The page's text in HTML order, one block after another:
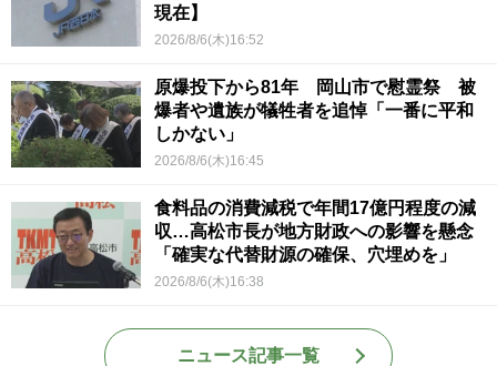
現在】
2026/8/6(木)16:52
原爆投下から81年 岡山市で慰霊祭 被
爆者や遺族が犠牲者を追悼「一番に平和
しかない」
2026/8/6(木)16:45
食料品の消費減税で年間17億円程度の減
収…高松市長が地方財政への影響を懸念
「確実な代替財源の確保、穴埋めを」
2026/8/6(木)16:38
ニュース記事一覧